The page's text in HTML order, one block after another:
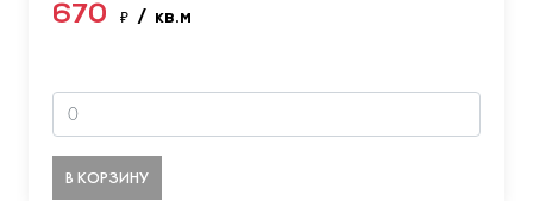
670 ₽ / кв.м
В КОРЗИНУ